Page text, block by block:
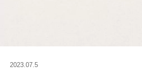
2023.07.5